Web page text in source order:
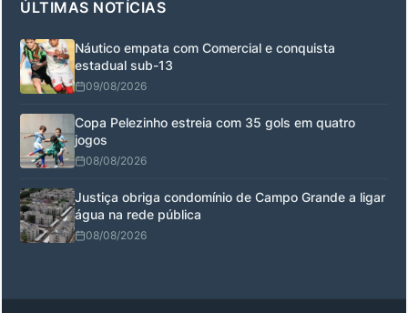
ÚLTIMAS NOTÍCIAS
Náutico empata com Comercial e conquista
estadual sub-13
09/08/2026
Copa Pelezinho estreia com 35 gols em quatro
jogos
08/08/2026
Justiça obriga condomínio de Campo Grande a ligar
água na rede pública
08/08/2026